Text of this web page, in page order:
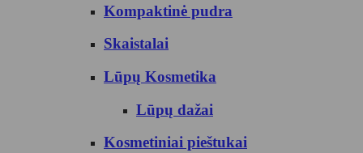
Kompaktinė pudra
Skaistalai
Lūpų Kosmetika
Lūpų dažai
Kosmetiniai pieštukai